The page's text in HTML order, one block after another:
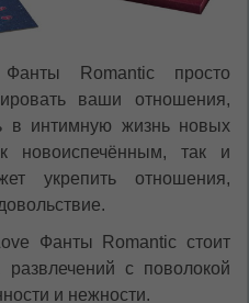
Romantic просто
ваши отношения,
в интимную жизнь новых
новоиспечённым, так и
укрепить отношения,
Фанты Romantic стоит
развлечений с поволокой
и нежности.